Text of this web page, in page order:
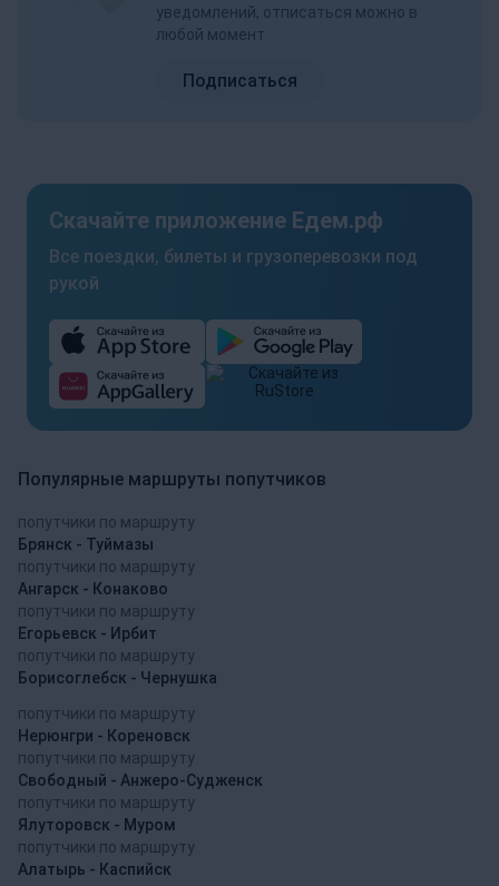
уведомлений, отписаться можно в
любой момент
Подписаться
Скачайте приложение Едем.рф
Все поездки, билеты и грузоперевозки под
рукой
Популярные маршруты попутчиков
попутчики по маршруту
Брянск - Туймазы
попутчики по маршруту
Ангарск - Конаково
попутчики по маршруту
Егорьевск - Ирбит
попутчики по маршруту
Борисоглебск - Чернушка
попутчики по маршруту
Нерюнгри - Кореновск
попутчики по маршруту
Свободный - Анжеро-Судженск
попутчики по маршруту
Ялуторовск - Муром
попутчики по маршруту
Алатырь - Каспийск